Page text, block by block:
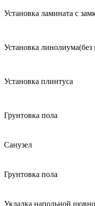
Установка ламината с
Установка линолиума(без
Установка плинтуса
Грунтовка пола
Санузел
Грунтовка пола
Укладка напольной